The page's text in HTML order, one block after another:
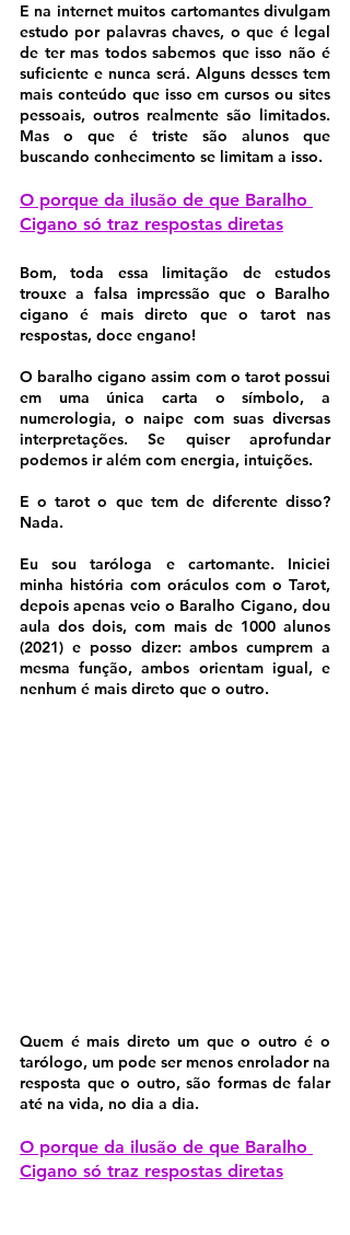
E na internet muitos cartomantes divulgam
estudo por palavras chaves, o que é legal
de ter mas todos sabemos que isso não é
suficiente e nunca será. Alguns desses tem
mais conteúdo que isso em cursos ou sites
pessoais, outros realmente são limitados.
Mas o que é triste são alunos que
buscando conhecimento se limitam a isso.
O porque da ilusão de que Baralho
Cigano só traz respostas diretas
Bom, toda essa limitação de estudos
trouxe a falsa impressão que o Baralho
cigano é mais direto que o tarot nas
respostas, doce engano!
O baralho cigano assim com o tarot possui
em uma única carta o símbolo, a
numerologia, o naipe com suas diversas
interpretações. Se quiser aprofundar
podemos ir além com energia, intuições.
E o tarot o que tem de diferente disso?
Nada.
Eu sou taróloga e cartomante. Iniciei
minha história com oráculos com o Tarot,
depois apenas veio o Baralho Cigano, dou
aula dos dois, com mais de 1000 alunos
(2021) e posso dizer: ambos cumprem a
mesma função, ambos orientam igual, e
nenhum é mais direto que o outro.
Quem é mais direto um que o outro é o
tarólogo, um pode ser menos enrolador na
resposta que o outro, são formas de falar
até na vida, no dia a dia.
O porque da ilusão de que Baralho
Cigano só traz respostas diretas